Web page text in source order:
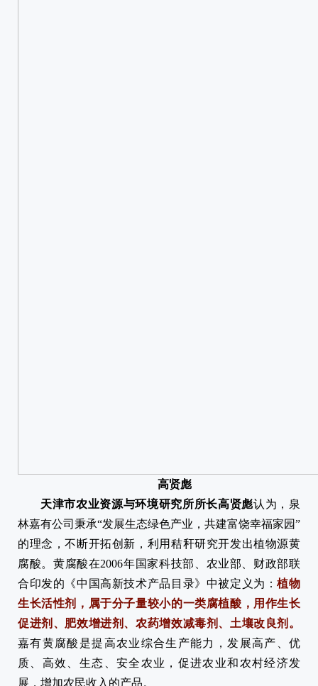
高贤彪
天津市农业资源与环境研究所所长高贤彪认为，泉
林嘉有公司秉承“发展生态绿色产业，共建富饶幸福家园”
的理念，不断开拓创新，利用秸秆研究开发出植物源黄
腐酸。黄腐酸在2006年国家科技部、农业部、财政部联
合印发的《中国高新技术产品目录》中被定义为：植物
生长活性剂，属于分子量较小的一类腐植酸，用作生长
促进剂、肥效增进剂、农药增效减毒剂、土壤改良剂。
嘉有黄腐酸是提高农业综合生产能力，发展高产、优
质、高效、生态、安全农业，促进农业和农村经济发
展，增加农民收入的产品。